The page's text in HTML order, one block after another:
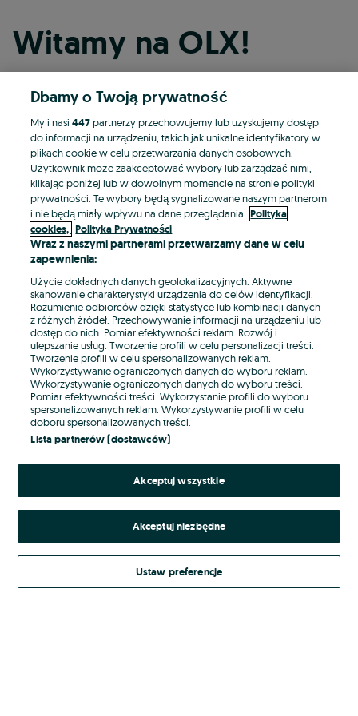
Witamy na OLX!
Kontynuuj przez Facebooka
Kontynuuj przez konto Apple
Kontynuuj przez konto Google
LUB
E-mail
Hasło
Nie pamiętasz hasła?
Zaloguj się
Kontynuując za pośrednictwem jednego z dostawców wskazanych powyżej,
Regulamin serwisuOLX.pl w jego aktualnym brzmieniu.
Dbamy o Twoją prywatność
My i nasi447partnerzy przechowujemy lub uzyskujemy dostęp
do informacji na urządzeniu, takich jak unikalne identyfikatory w
plikach cookie w celu przetwarzania danych osobowych.
Użytkownik może zaakceptować wybory lub zarządzać nimi,
klikając poniżej lub w dowolnym momencie na stronie polityki
prywatności. Te wybory będą sygnalizowane naszym partnerom
i nie będą miały wpływu na dane przeglądania. Polityka
cookies, Polityka Prywatności
Wraz z naszymi partnerami przetwarzamy dane w celu
zapewnienia:
Użycie dokładnych danych geolokalizacyjnych. Aktywne
skanowanie charakterystyki urządzenia do celów identyfikacji.
Rozumienie odbiorców dzięki statystyce lub kombinacji danych
z różnych źródeł. Przechowywanie informacji na urządzeniu lub
dostęp do nich. Pomiar efektywności reklam. Rozwój i
ulepszanie usług. Tworzenie profili w celu personalizacji treści.
Tworzenie profili w celu spersonalizowanych reklam.
Wykorzystywanie ograniczonych danych do wyboru reklam.
Wykorzystywanie ograniczonych danych do wyboru treści.
Pomiar efektywności treści. Wykorzystanie profili do wyboru
spersonalizowanych reklam. Wykorzystywanie profili w celu
doboru spersonalizowanych treści.
Lista partnerów (dostawców)
Akceptuj wszystkie
Akceptuj niezbędne
Ustaw preferencje